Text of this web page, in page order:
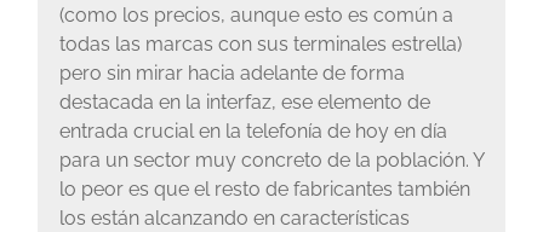
(como los precios, aunque esto es común a
todas las marcas con sus terminales estrella)
pero sin mirar hacia adelante de forma
destacada en la interfaz, ese elemento de
entrada crucial en la telefonía de hoy en día
para un sector muy concreto de la población. Y
lo peor es que el resto de fabricantes también
los están alcanzando en características